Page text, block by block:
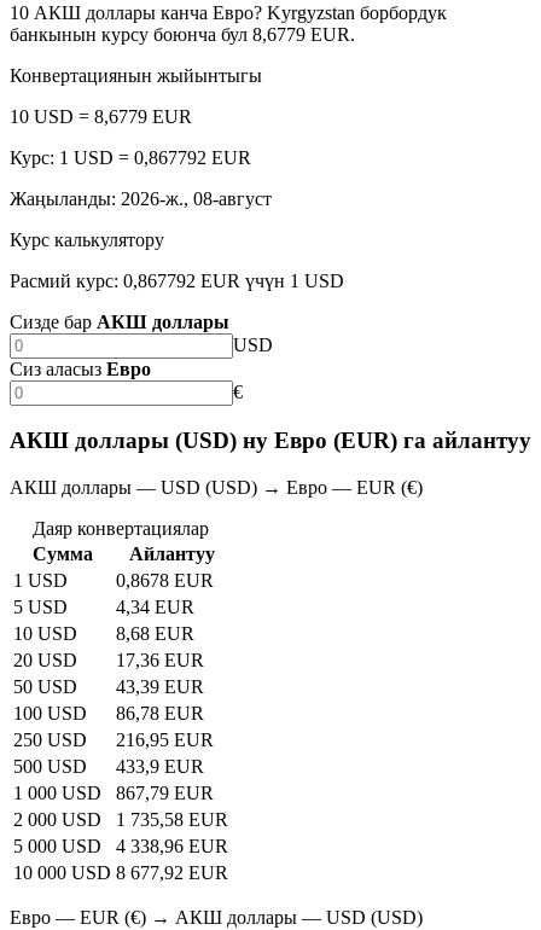
10 АКШ доллары канча Евро? Kyrgyzstan борбордук
банкынын курсу боюнча бул 8,6779 EUR.
Конвертациянын жыйынтыгы
10 USD = 8,6779 EUR
Курс: 1 USD = 0,867792 EUR
Жаңыланды: 2026-ж., 08-август
Курс калькулятору
Расмий курс: 0,867792 EUR үчүн 1 USD
Сизде бар АКШ доллары
USD
Сиз аласыз Евро
€
АКШ доллары (USD) ну Евро (EUR) га айлантуу
АКШ доллары — USD (USD) → Евро — EUR (€)
Даяр конвертациялар
Сумма
Айлантуу
1 USD
0,8678 EUR
5 USD
4,34 EUR
10 USD
8,68 EUR
20 USD
17,36 EUR
50 USD
43,39 EUR
100 USD
86,78 EUR
250 USD
216,95 EUR
500 USD
433,9 EUR
1 000 USD
867,79 EUR
2 000 USD
1 735,58 EUR
5 000 USD
4 338,96 EUR
10 000 USD 8 677,92 EUR
Евро — EUR (€) → АКШ доллары — USD (USD)